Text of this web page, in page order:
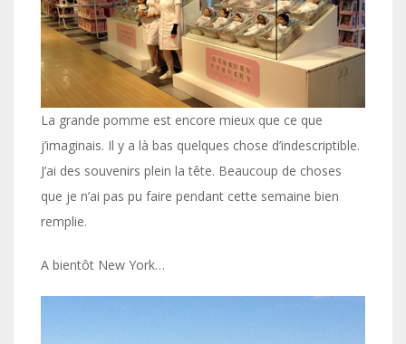
La grande pomme est encore mieux que ce que
j’imaginais. Il y a là bas quelques chose d’indescriptible.
J’ai des souvenirs plein la tête. Beaucoup de choses
que je n’ai pas pu faire pendant cette semaine bien
remplie.
A bientôt New York…